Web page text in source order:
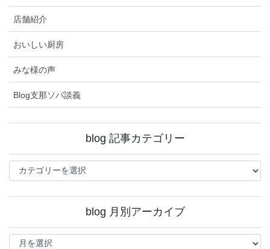
店舗紹介
おいしい厨房
みな様の声
Blog支那ソバ談義
blog 記事カテゴリー
blog
記
ゴ
blog 月別アーカイブ
blog